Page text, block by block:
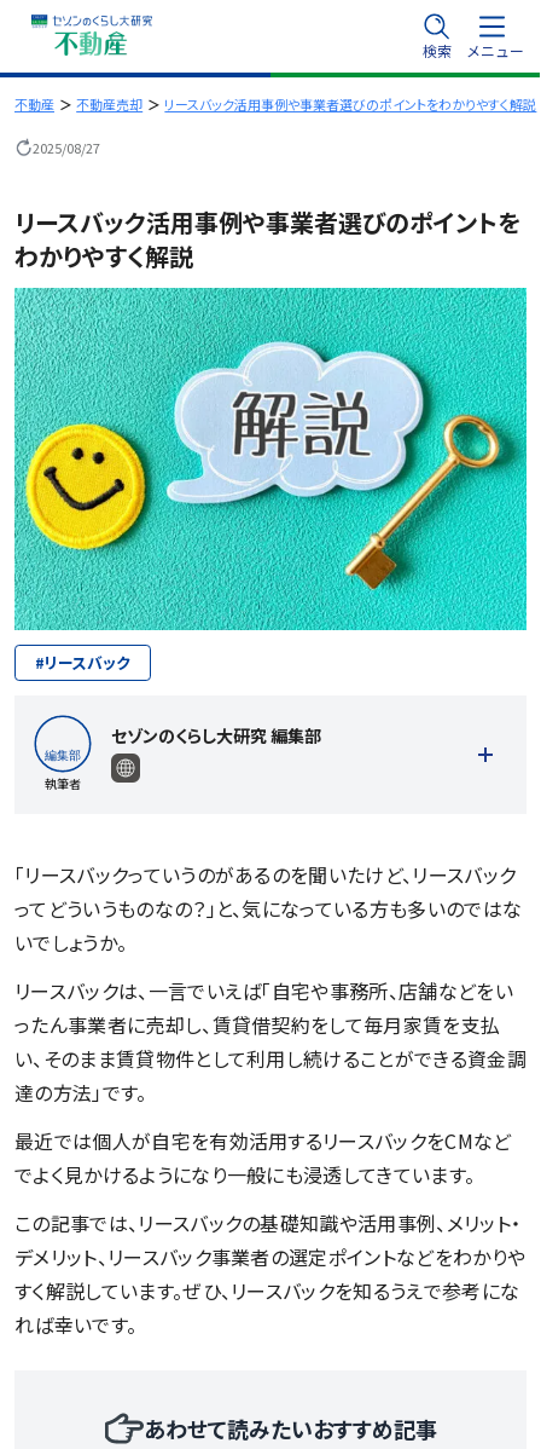
容
を
検索 メニュー
不動産 不動産売却 リースバック活用事例や事業者選びのポイントをわかりやすく解説
2025/08/27
リースバック活用事例や事業者選びのポイントを
わかりやすく解説
#リースバック
執筆者
セゾンのくらし大研究 編集部
「リースバックっていうのがあるのを聞いたけど、リースバック
ってどういうものなの？」と、気になっている方も多いのではな
いでしょうか。
リースバックは、一言でいえば「自宅や事務所、店舗などをい
ったん事業者に売却し、賃貸借契約をして毎月家賃を支払
い、そのまま賃貸物件として利用し続けることができる資金調
達の方法」です。
最近では個人が自宅を有効活用するリースバックをCMなど
でよく見かけるようになり一般にも浸透してきています。
この記事では、リースバックの基礎知識や活用事例、メリット・
デメリット、リースバック事業者の選定ポイントなどをわかりや
すく解説しています。ぜひ、リースバックを知るうえで参考にな
れば幸いです。
あわせて読みたいおすすめ記事